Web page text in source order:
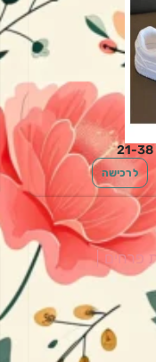
לרכישה